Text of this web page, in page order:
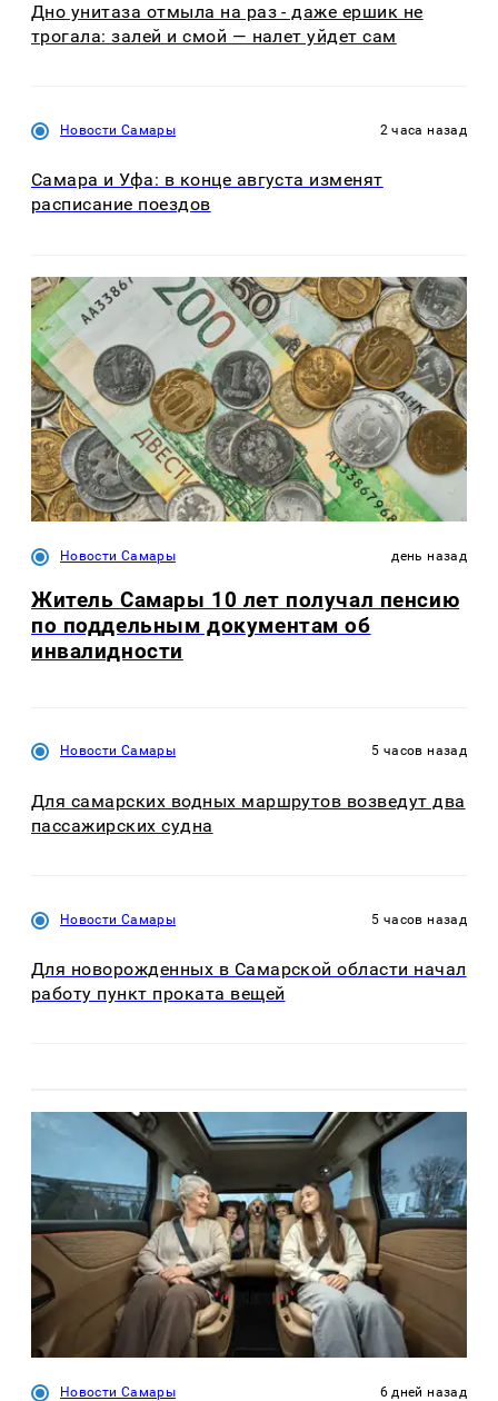
Дно унитаза отмыла на раз - даже ершик не
трогала: залей и смой — налет уйдет сам
Новости Самары 2 часа назад
Самара и Уфа: в конце августа изменят
расписание поездов
Новости Самары день назад
Житель Самары 10 лет получал пенсию
по поддельным документам об
инвалидности
Новости Самары 5 часов назад
Для самарских водных маршрутов возведут два
пассажирских судна
Новости Самары 5 часов назад
Для новорожденных в Самарской области начал
работу пункт проката вещей
Новости Самары 6 дней назад